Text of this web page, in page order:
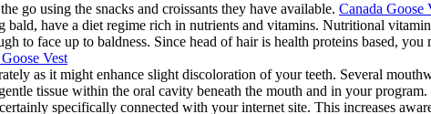
go using the snacks and croissants they have available. Canada Goose
bald, have a diet regime rich in nutrients and vitamins. Nutritional
to face up to baldness. Since head of hair is health proteins based,
Vest
as it might enhance slight discoloration of your teeth. Several
tissue within the oral cavity beneath the mouth and in your
specifically connected with your internet site. This increases